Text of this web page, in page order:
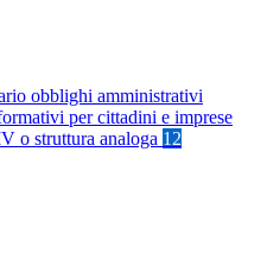
obblighi amministrativi
per cittadini e imprese
o struttura analoga 12